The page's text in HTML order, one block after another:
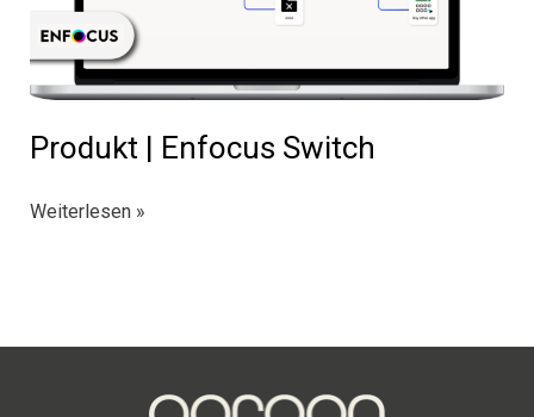
Produkt | Enfocus Switch
Produkt
Weiterlesen »